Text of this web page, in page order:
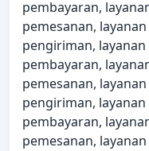
pembayaran,
pemesanan,
pengiriman,
pembayaran,
pemesanan,
pengiriman,
pembayaran,
pemesanan,